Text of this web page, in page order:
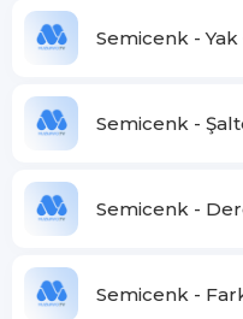
Semicenk - Yak
Semicenk -
Semicenk -
Semicenk -